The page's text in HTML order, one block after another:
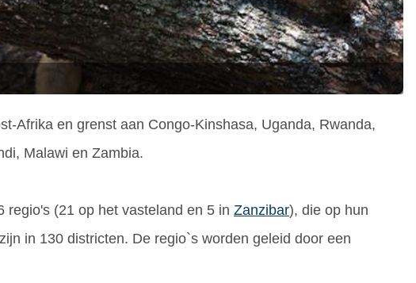
Afrika en grenst aan Congo-Kinshasa, Uganda, Rwanda,
Malawi en Zambia.
regio's (21 op het vasteland en 5 in Zanzibar), die op hun
in 130 districten. De regio`s worden geleid door een